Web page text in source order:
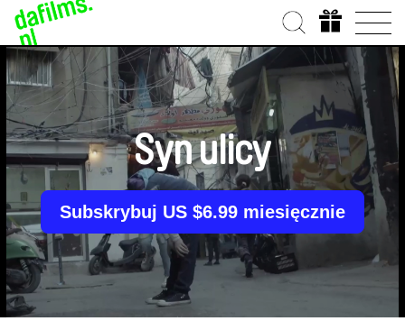
Syn ulicy
Subskrybuj US $6.99 miesięcznie